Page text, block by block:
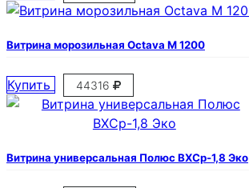
Витрина морозильная Octava M 1200
Купить 44316
Витрина универсальная Полюс ВХСр-1,8 Эко